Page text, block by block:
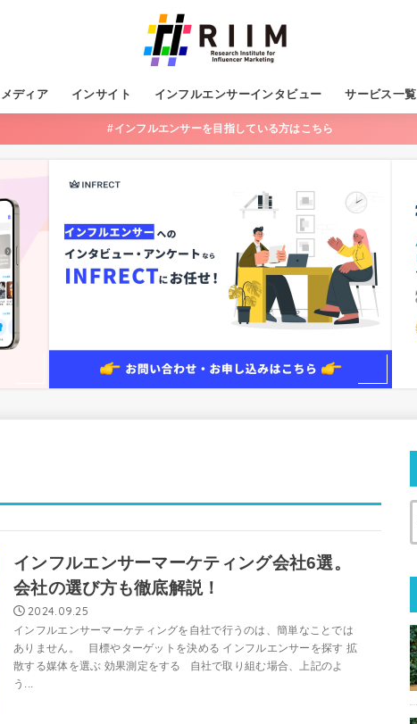
メディア
インフルエンサーマーケティング
インサイト インフルエンサーインタビュー サービス一覧
#インフルエンサーを目指している方はこちら
インフルエンサーマーケティング会社6選。
会社の選び方も徹底解説！
2024.09.25
インフルエンサーマーケティングを自社で行うのは、簡単なことでは
ありません。 目標やターゲットを決める インフルエンサーを探す 拡
散する媒体を選ぶ 効果測定をする 自社で取り組む場合、上記のよ
う...